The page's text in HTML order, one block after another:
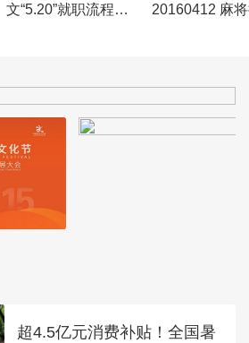
文“5.20”就职流程公
20160412 麻
超4.5亿元消费补贴！全国暑